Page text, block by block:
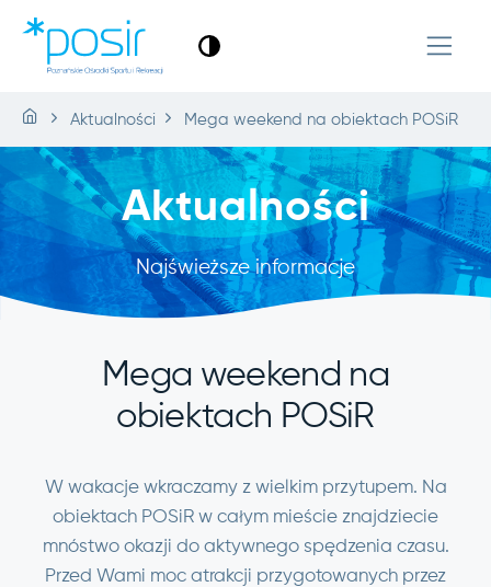
Aktualności Mega weekend na obiektach POSiR
Aktualności
Najświeższe informacje
Mega weekend na
obiektach POSiR
W wakacje wkraczamy z wielkim przytupem. Na
obiektach POSiR w całym mieście znajdziecie
mnóstwo okazji do aktywnego spędzenia czasu.
Przed Wami moc atrakcji przygotowanych przez